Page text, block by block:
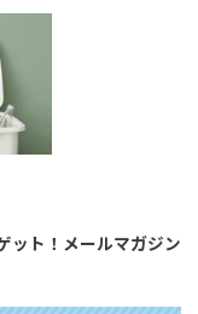
ット！メールマガジン